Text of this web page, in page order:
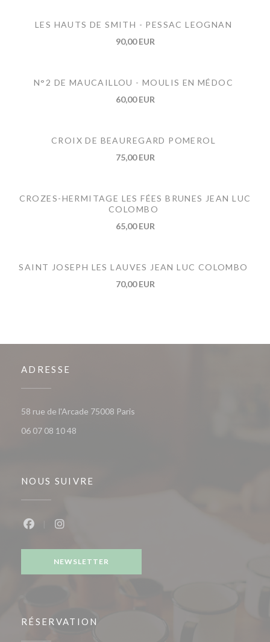
LES HAUTS DE SMITH - PESSAC LEOGNAN
90,00 EUR
N°2 DE MAUCAILLOU - MOULIS EN MÉDOC
60,00 EUR
CROIX DE BEAUREGARD POMEROL
75,00 EUR
CROZES-HERMITAGE LES FÉES BRUNES JEAN LUC
COLOMBO
65,00 EUR
SAINT JOSEPH LES LAUVES JEAN LUC COLOMBO
70,00 EUR
ADRESSE
58 rue de l'Arcade 75008 Paris
06 07 08 10 48
NOUS SUIVRE
NEWSLETTER
RÉSERVATION